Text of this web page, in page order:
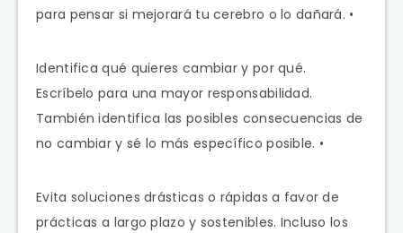
para pensar si mejorará tu cerebro o lo dañará. •
Identifica qué quieres cambiar y por qué.
Escríbelo para una mayor responsabilidad.
También identifica las posibles consecuencias de
no cambiar y sé lo más específico posible. •
Evita soluciones drásticas o rápidas a favor de
prácticas a largo plazo y sostenibles. Incluso los